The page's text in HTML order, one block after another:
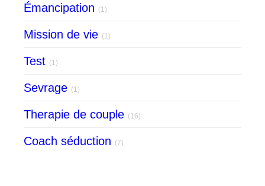
Émancipation (1)
Mission de vie (1)
Test (1)
Sevrage (1)
Therapie de couple (16)
Coach séduction (7)